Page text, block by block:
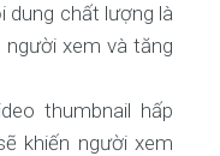
dung chất lượng là
xem và tăng
thumbnail hấp
khiến người xem